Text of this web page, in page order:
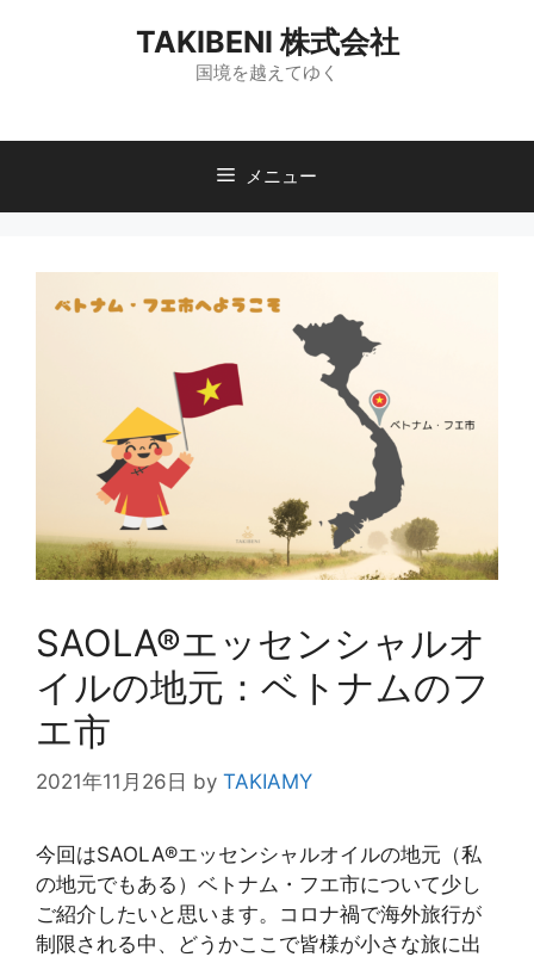
TAKIBENI 株式会社
国境を越えてゆく
メニュー
SAOLA®エッセンシャルオ
イルの地元：ベトナムのフ
エ市
2021年11月26日 by TAKIAMY
今回はSAOLA®エッセンシャルオイルの地元（私
の地元でもある）ベトナム・フエ市について少し
ご紹介したいと思います。コロナ禍で海外旅行が
制限される中、どうかここで皆様が小さな旅に出